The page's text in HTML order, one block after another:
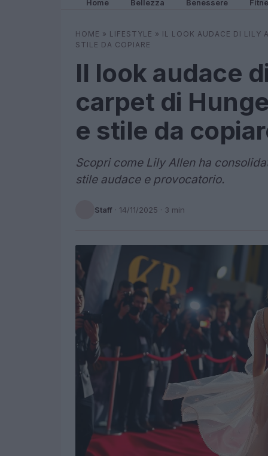
Home Bellezza Benessere
HOME » LIFESTYLE » IL LOOK AUDACE DI LILY
STILE DA COPIARE
Il look audace
carpet di
e stile da
Scopri come Lily Allen ha
stile audace e provocatorio.
Staff · 14/11/2025 · 3 min